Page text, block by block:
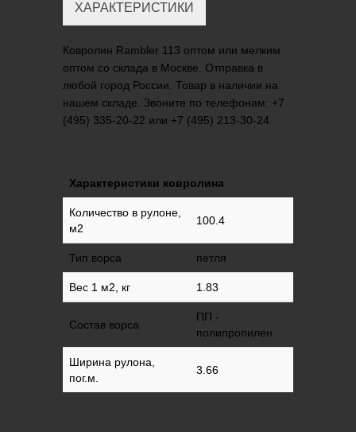
ХАРАКТЕРИСТИКИ
Ковролин Rambler 113 оптом или мелким
оптом со склада в Москве. Отправка в
любой город России. Товар в наличии на
нашем складе. Звоните по телефонам: +7
(495) 335-20-22 или +7 (495) 213-30-24
Характеристики ковролина
Количество в рулоне,
м2
100.4
Тип ворса петля
Вес 1 м2, кг 1.83
Состав ворса
ПП -
полипропилен
Ширина рулона,
пог.м.
3.66